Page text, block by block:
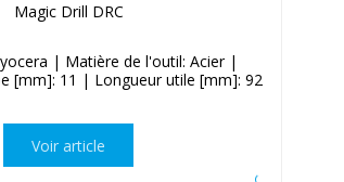
Magic Drill DRC
| Matière de l'outil: Acier |
[mm]: 11 | Longueur utile [mm]: 92
Voir article